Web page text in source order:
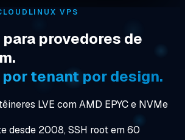
VPS
provedores de
tenant por design.
LVE com AMD EPYC e NVMe
desde 2008, SSH root em 60